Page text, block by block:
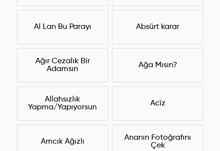
Al Lan Bu Parayı Absürt karar
Ağır Cezalık Bir
Adamsın
Ağa Mısın?
Allahsızlık
Yapma/Yapıyorsun
Aciz
Amcık Ağızlı
Ananın Fotoğrafını
Çek